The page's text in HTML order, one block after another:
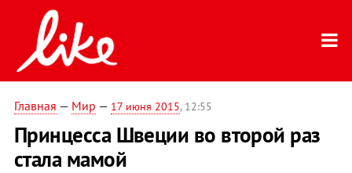
Главная — Мир — 17 июня 2015, 12:55
Принцесса Швеции во второй раз
стала мамой